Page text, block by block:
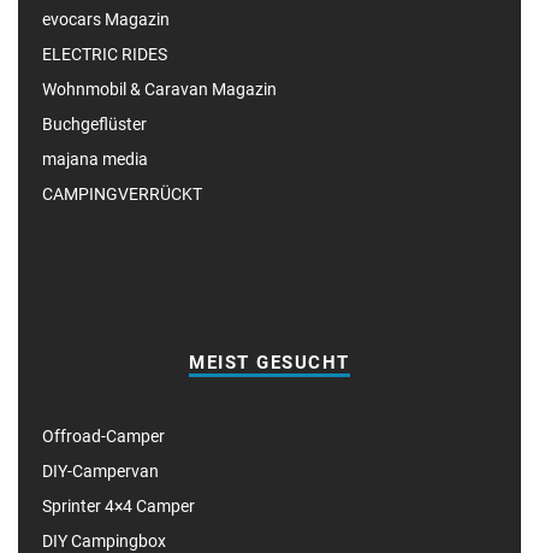
evocars Magazin
ELECTRIC RIDES
Wohnmobil & Caravan Magazin
Buchgeflüster
majana media
CAMPINGVERRÜCKT
MEIST GESUCHT
Offroad-Camper
DIY-Campervan
Sprinter 4×4 Camper
DIY Campingbox